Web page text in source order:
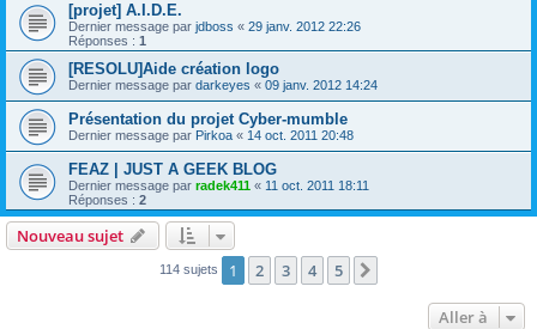
[projet] A.I.D.E.
Dernier message par jdboss « 29 janv. 2012 22:26
Réponses : 1
[RESOLU]Aide création logo
Dernier message par darkeyes « 09 janv. 2012 14:24
Présentation du projet Cyber-mumble
Dernier message par Pirkoa « 14 oct. 2011 20:48
FEAZ | JUST A GEEK BLOG
Dernier message par radek411 « 11 oct. 2011 18:11
Réponses : 2
Nouveau sujet
114 sujets 1 2 3 4 5
Aller à